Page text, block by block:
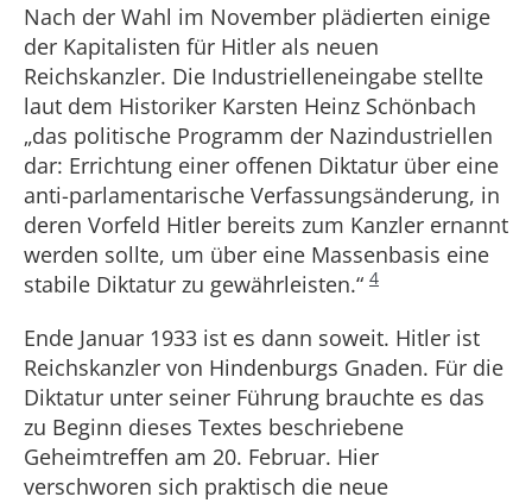
Nach der Wahl im November plädierten einige
der Kapitalisten für Hitler als neuen
Reichskanzler. Die Industrielleneingabe stellte
laut dem Historiker Karsten Heinz Schönbach
„das politische Programm der Nazindustriellen
dar: Errichtung einer offenen Diktatur über eine
anti-parlamentarische Verfassungsänderung, in
deren Vorfeld Hitler bereits zum Kanzler ernannt
werden sollte, um über eine Massenbasis eine
stabile Diktatur zu gewährleisten.“ 4
Ende Januar 1933 ist es dann soweit. Hitler ist
Reichskanzler von Hindenburgs Gnaden. Für die
Diktatur unter seiner Führung brauchte es das
zu Beginn dieses Textes beschriebene
Geheimtreffen am 20. Februar. Hier
verschworen sich praktisch die neue